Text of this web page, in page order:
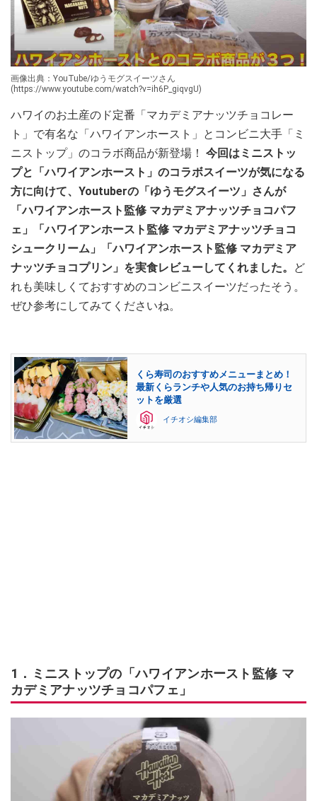
画像出典：YouTube/ゆうモグスイーツさん
(https://www.youtube.com/watch?v=ih6P_giqvgU)
ハワイのお土産のド定番「マカデミアナッツチョコレー
ト」で有名な「ハワイアンホースト」とコンビニ大手「ミ
ニストップ」のコラボ商品が新登場！ 今回はミニストッ
プと「ハワイアンホースト」のコラボスイーツが気になる
方に向けて、Youtuberの「ゆうモグスイーツ」さんが
「ハワイアンホースト監修 マカデミアナッツチョコパフ
ェ」「ハワイアンホースト監修 マカデミアナッツチョコ
シュークリーム」「ハワイアンホースト監修 マカデミア
ナッツチョコプリン」を実食レビューしてくれました。
ど
れも美味しくておすすめのコンビニスイーツだったそう。
ぜひ参考にしてみてくださいね。
くら寿司のおすすめメニューまとめ！
最新くらランチや人気のお持ち帰りセ
ットを厳選
イチオシ編集部
1．ミニストップの「ハワイアンホースト監修 マ
カデミアナッツチョコパフェ」